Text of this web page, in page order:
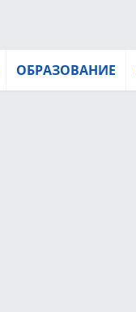
ОБРАЗОВАНИЕ